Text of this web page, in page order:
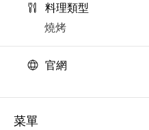
料理類型
燒烤
官網
菜單